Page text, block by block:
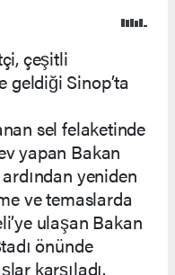
çeşitli
geldiği Sinop’ta
sel felaketinde
yapan Bakan
yeniden
ve temaslarda
ulaşan Bakan
önünde
karşıladı.